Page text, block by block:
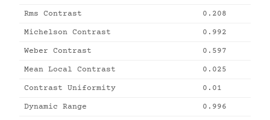
Rms Contrast 0.208
Michelson Contrast 0.992
Weber Contrast 0.597
Mean Local Contrast 0.025
Contrast Uniformity 0.01
Dynamic Range 0.996